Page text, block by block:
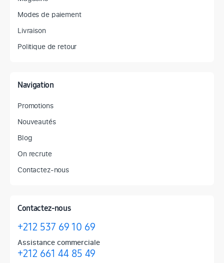
Modes de paiement
Livraison
Politique de retour
Navigation
Promotions
Nouveautés
Blog
On recrute
Contactez-nous
Contactez-nous
+212 537 69 10 69
Assistance commerciale
+212 661 44 85 49